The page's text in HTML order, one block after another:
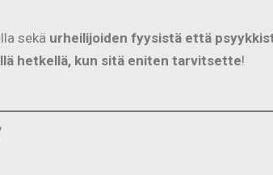
sekä urheilijoiden fyysistä että
hetkellä, kun sitä eniten tarvitsette!